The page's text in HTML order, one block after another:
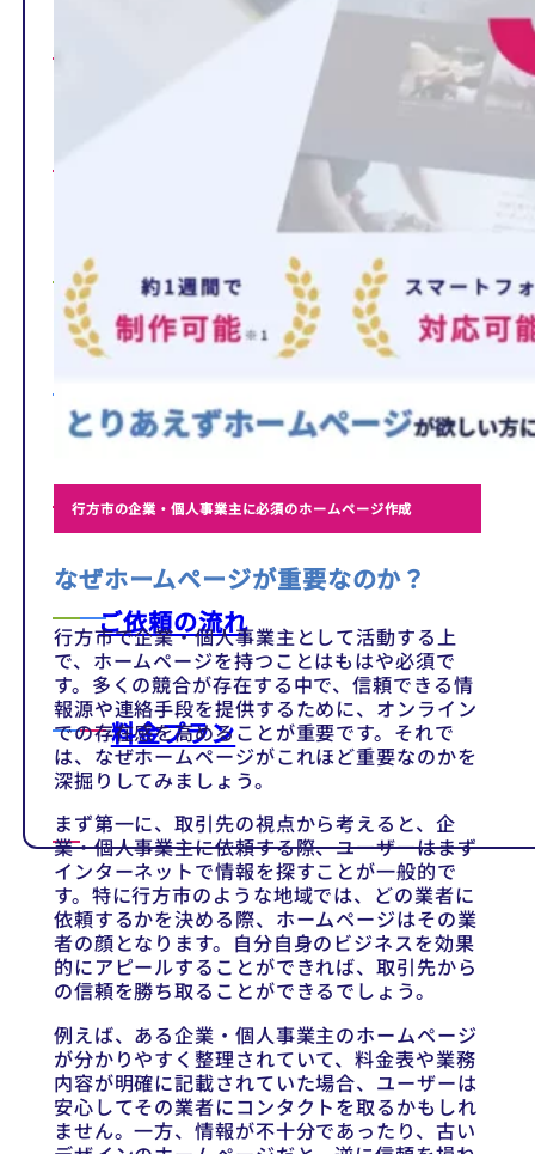
選ばれる理由
制作事例
ご依頼の流れ
料金プラン
行方市の企業・個人事業主に必須のホームページ作成
なぜホームページが重要なのか？
行方市で企業・個人事業主として活動する上
で、ホームページを持つことはもはや必須で
す。多くの競合が存在する中で、信頼できる情
報源や連絡手段を提供するために、オンライン
での存在感を高めることが重要です。それで
は、なぜホームページがこれほど重要なのかを
深掘りしてみましょう。
まず第一に、取引先の視点から考えると、企
業・個人事業主に依頼する際、ユーザーはまず
インターネットで情報を探すことが一般的で
す。特に行方市のような地域では、どの業者に
依頼するかを決める際、ホームページはその業
者の顔となります。自分自身のビジネスを効果
的にアピールすることができれば、取引先から
の信頼を勝ち取ることができるでしょう。
例えば、ある企業・個人事業主のホームページ
が分かりやすく整理されていて、料金表や業務
内容が明確に記載されていた場合、ユーザーは
安心してその業者にコンタクトを取るかもしれ
ません。一方、情報が不十分であったり、古い